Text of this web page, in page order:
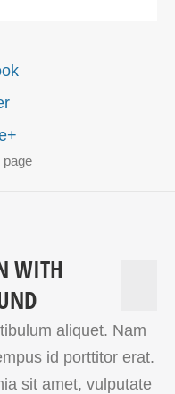
page
WITH
aliquet. Nam
id porttitor erat.
sit amet, vulputate